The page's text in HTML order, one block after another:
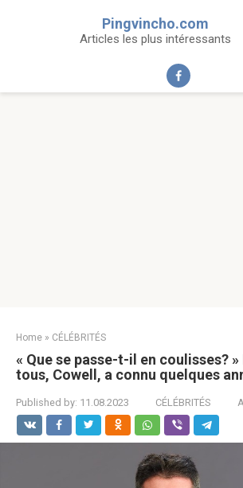
Pingvincho.com
Articles les plus intéressants
Home » CÉLÉBRITÉS
« Que se passe-t-il en coulisses?
tous, Cowell, a connu quelques
Published by: 11.08.2023 CÉLÉBRITÉS